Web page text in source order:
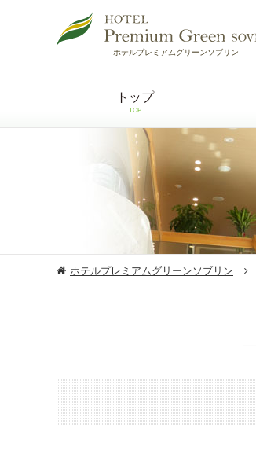
ホテルプレミアムグリーンソブリン
トップ
TOP
ホテルプレミアムグリーンソブリン